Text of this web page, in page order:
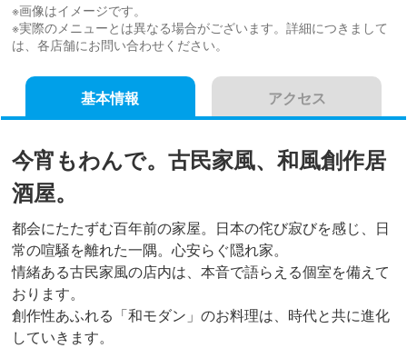
※画像はイメージです。
※実際のメニューとは異なる場合がございます。詳細につきまして
は、各店舗にお問い合わせください。
基本情報 アクセス
今宵もわんで。古民家風、和風創作居
酒屋。
都会にたたずむ百年前の家屋。日本の侘び寂びを感じ、日
常の喧騒を離れた一隅。心安らぐ隠れ家。
情緒ある古民家風の店内は、本音で語らえる個室を備えて
おります。
創作性あふれる「和モダン」のお料理は、時代と共に進化
していきます。